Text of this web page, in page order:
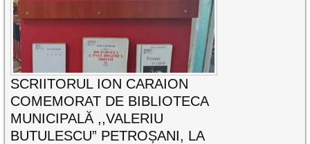
SCRIITORUL ION CARAION
COMEMORAT DE BIBLIOTECA
MUNICIPALĂ ,,VALERIU
BUTULESCU” PETROȘANI, LA